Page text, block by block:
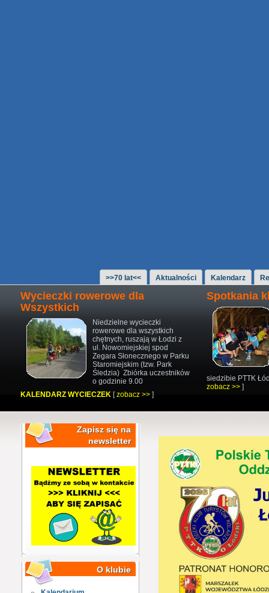
>>70 lat<< Aktualności Kalendarz
Wycieczki rowerowe dla
Wszystkich
Niedzielne wycieczki
rowerowe dla wszystkich
chętnych,ruszają w Łodzi z
ul. Nowomiejskiej spod
Zegara Słonecznego w Parku
Staromiejskim (tzw. Park
Śledzia) Zbiórka uczestników
o godzinie 9.00
KALENDARZ WYCIECZEK [zobacz >>]
Spotkania
siedzibie PTTK
zobacz >> ]
Zapisz się na
newsletter
O klubie